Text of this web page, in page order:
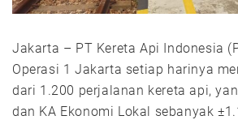
Jakarta – PT Kereta Api Indonesia
Operasi 1 Jakarta setiap harinya
dari 1.200 perjalanan kereta api,
dan KA Ekonomi Lokal sebanyak